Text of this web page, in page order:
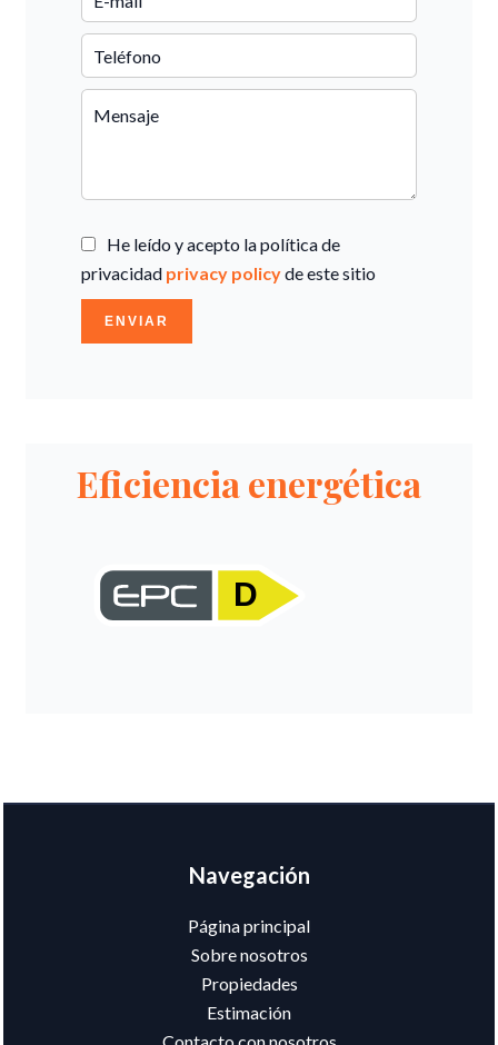
He leído y acepto la política de
privacidad privacy policyde este sitio
ENVIAR
Eficiencia energética
D
Navegación
Página principal
Sobre nosotros
Propiedades
Estimación